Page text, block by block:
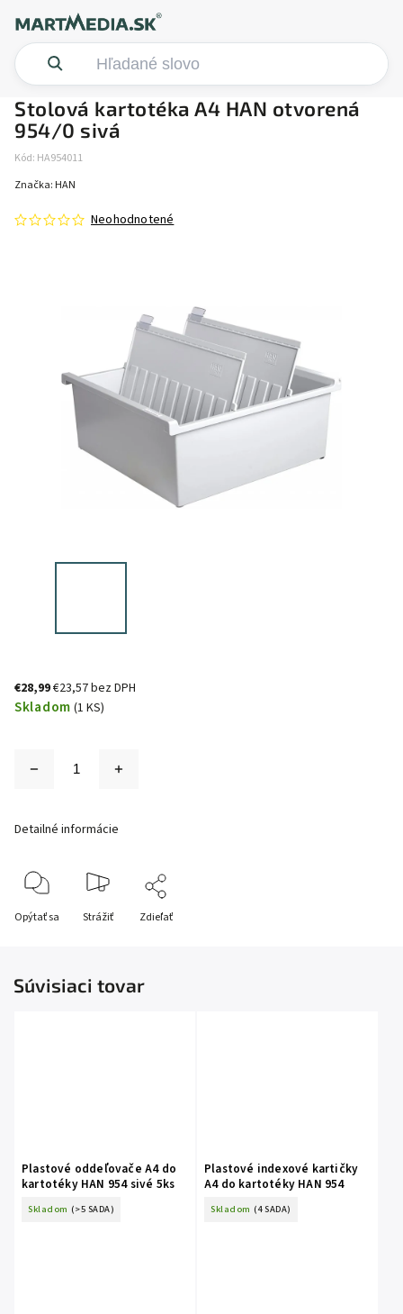
Stolová kartotéka A4 HAN otvorená
954/0 sivá
Kód: HA954011
Neohodnotené
Značka: HAN
€28,99€23,57 bez DPH
Skladom (1 KS)
Detailné informácie
Opýtať sa Strážiť Zdieľať
Súvisiaci tovar
Plastové oddeľovače A4 do
kartotéky HAN 954 sivé 5ks
Skladom (>5 SADA)
Plastové indexové kartičky
A4 do kartotéky HAN 954
Skladom (4 SADA)